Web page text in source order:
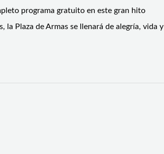
programa gratuito en este gran hito
Plaza de Armas se llenará de alegría, vida y